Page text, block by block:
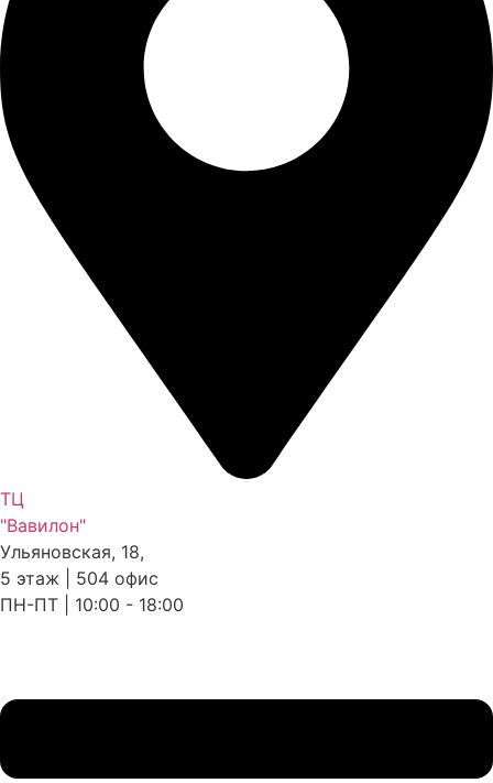
ТЦ
"Вавилон"
Ульяновская, 18,
5 этаж | 504 офис
ПН-ПТ | 10:00 - 18:00